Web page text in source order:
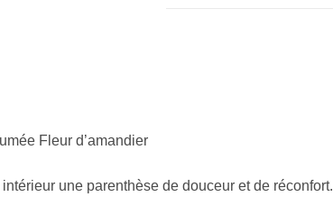
Fleur d’amandier
une parenthèse de douceur et de réconfort.